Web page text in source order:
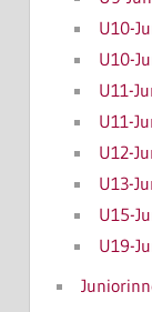
U10-
U10-
U11-
U11-
U12-
U13-
U15-
U19-